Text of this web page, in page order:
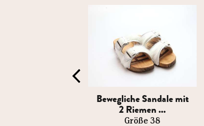
Bewegliche Sandale mit
2 Riemen ...
Größe 38